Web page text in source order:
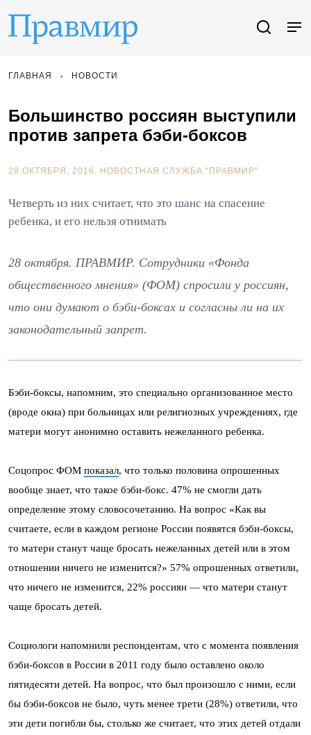
ГЛАВНАЯ НОВОСТИ
Большинство россиян выступили
против запрета бэби-боксов
28 ОКТЯБРЯ, 2016. НОВОСТНАЯ СЛУЖБА "ПРАВМИР"
Четверть из них считает, что это шанс на спасение
ребенка, и его нельзя отнимать
28 октября. ПРАВМИР. Сотрудники «Фонда
общественного мнения» (ФОМ) спросили у россиян,
что они думают о бэби-боксах и согласны ли на их
законодательный запрет.
Бэби-боксы, напомним, это специально организованное место
(вроде окна) при больницах или религиозных учреждениях, где
матери могут анонимно оставить нежеланного ребенка.
Соцопрос ФОМ показал, что только половина опрошенных
вообще знает, что такое бэби-бокс. 47% не смогли дать
определение этому словосочетанию. На вопрос «Как вы
считаете, если в каждом регионе России появятся бэби-боксы,
то матери станут чаще бросать нежеланных детей или в этом
отношении ничего не изменится?» 57% опрошенных ответили,
что ничего не изменится, 22% россиян — что матери станут
чаще бросать детей.
Социологи напомнили респондентам, что с момента появления
бэби-боксов в России в 2011 году было оставлено около
пятидесяти детей. На вопрос, что был произошло с ними, если
бы бэби-боксов не было, чуть менее трети (28%) ответили, что
эти дети погибли бы, столько же считает, что этих детей отдали